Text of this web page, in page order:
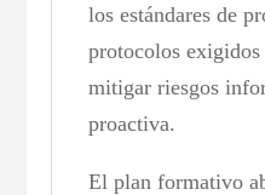
los estándares de
protocolos
mitigar riesgos
proactiva.
El plan formativo